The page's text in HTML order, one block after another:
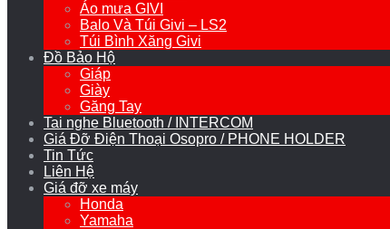
Áo mưa GIVI
Balo Và Túi Givi – LS2
Túi Bình Xăng Givi
Đồ Bảo Hộ
Giáp
Giày
Găng Tay
Tai nghe Bluetooth / INTERCOM
Giá Đỡ Điện Thoại Osopro / PHONE HOLDER
Tin Tức
Liên Hệ
Giá đỡ xe máy
Honda
Yamaha